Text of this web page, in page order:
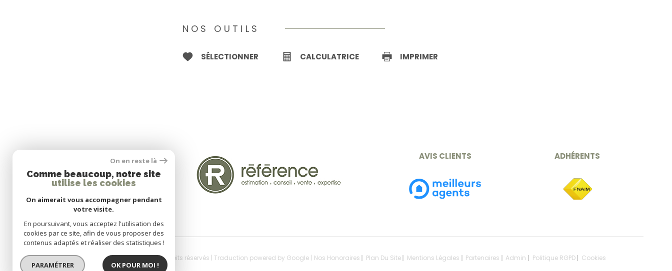
NOS OUTILS
SÉLECTIONNER CALCULATRICE IMPRIMER
Espace propriétaire
AVIS CLIENTS ADHÉRENTS
© 2026 | Tous droits réservés | Traduction powered by Google | Nos Honoraires Plan Du Site Mentions Légales Partenaires Admin Politique RGPD Cookies
On en reste là
Comme beaucoup, notre site
utilise les cookies
On aimerait vous accompagner pendant
votre visite.
En poursuivant, vous acceptez l'utilisation des
cookies par ce site, afin de vous proposer des
contenus adaptés et réaliser des statistiques !
PARAMÉTRER OK POUR MOI !